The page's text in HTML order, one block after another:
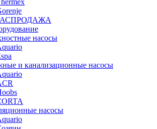
насосы
и канализационные насосы
насосы